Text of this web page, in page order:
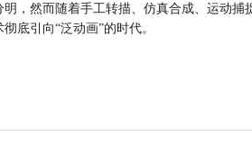
，然而随着手工转描、仿真合成、运动
底引向“泛动画”的时代。